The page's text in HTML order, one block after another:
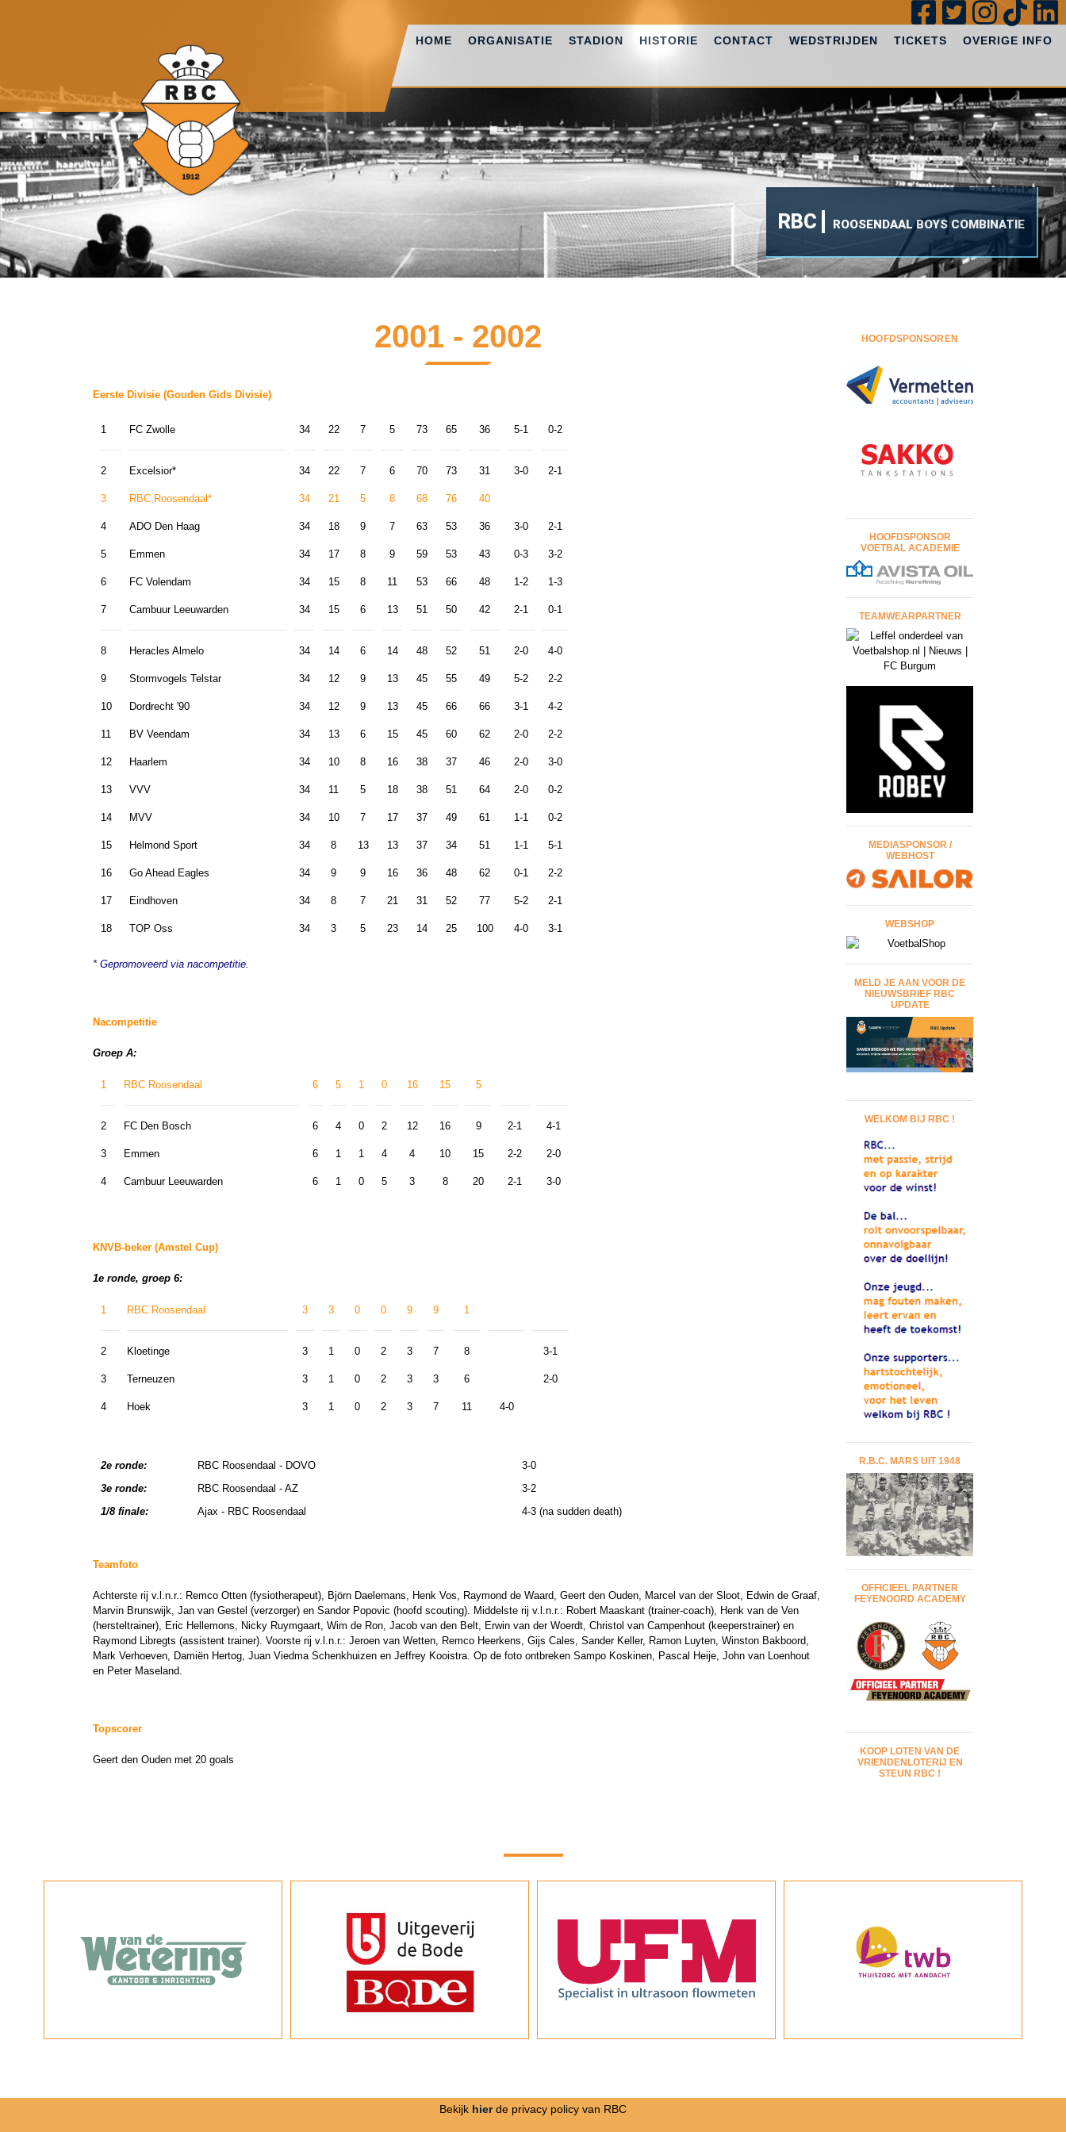
RBC ROOSENDAAL BOYS COMBINATIE
HOME ORGANISATIE STADION HISTORIE CONTACT WEDSTRIJDEN TICKETS OVERIGE INFO
2001 - 2002
Eerste Divisie (Gouden Gids Divisie)
1
2
3
4
5
6
7
8
9
10
11
12
13
14
15
16
17
18
FC Zwolle
Excelsior*
RBC Roosendaal*
ADO Den Haag
Emmen
FC Volendam
Cambuur Leeuwarden
Heracles Almelo
Stormvogels Telstar
Dordrecht '90
BV Veendam
Haarlem
VVV
MVV
Helmond Sport
Go Ahead Eagles
Eindhoven
TOP Oss
34
34
34
34
34
34
34
34
34
34
34
34
34
34
34
34
34
34
22
22
21
18
17
15
15
14
12
12
13
10
11
10
8
9
8
3
7
7
5
9
8
8
6
6
9
9
6
8
5
7
13
9
7
5
5
6
8
7
9
11
13
14
13
13
15
16
18
17
13
16
21
23
73
70
68
63
59
53
51
48
45
45
45
38
38
37
37
36
31
14
65
73
76
53
53
66
50
52
55
66
60
37
51
49
34
48
52
25
36
31
40
36
43
48
42
51
49
66
62
46
64
61
51
62
77
100
5-1
3-0
3-0
0-3
1-2
2-1
2-0
5-2
3-1
2-0
2-0
2-0
1-1
1-1
0-1
5-2
4-0
0-2
2-1
2-1
3-2
1-3
0-1
4-0
2-2
4-2
2-2
3-0
0-2
0-2
5-1
2-2
2-1
3-1
* Gepromoveerd via nacompetitie.
Nacompetitie
Groep A:
1
2
3
4
RBC Roosendaal
FC Den Bosch
Emmen
Cambuur Leeuwarden
6
6
6
6
5
4
1
1
1
0
1
0
0
2
4
5
16
12
4
3
15
16
10
8
5
9
15
20
2-1
2-2
2-1
4-1
2-0
3-0
KNVB-beker (Amstel Cup)
1e ronde, groep 6:
1
2
3
4
RBC Roosendaal
Kloetinge
Terneuzen
Hoek
3
3
3
3
3
1
1
1
0
0
0
0
0
2
2
2
9
3
3
3
9
7
3
7
1
8
6
11 4-0
3-1
2-0
2e ronde: RBC Roosendaal - DOVO
3-0
3e ronde:
RBC Roosendaal - AZ
3-2
1/8 finale:
Ajax - RBC Roosendaal 4-3 (na sudden death)
Teamfoto
Achterste rij v.l.n.r.: Remco Otten (fysiotherapeut), Björn Daelemans, Henk Vos, Raymond de Waard, Geert den Ouden, Marcel van der Sloot, Edwin de Graaf,
Marvin Brunswijk, Jan van Gestel (verzorger) en Sandor Popovic (hoofd scouting). Middelste rij v.l.n.r.: Robert Maaskant (trainer-coach), Henk van de Ven
(hersteltrainer), Eric Hellemons, Nicky Ruymgaart, Wim de Ron, Jacob van den Belt, Erwin van der Woerdt, Christol van Campenhout (keeperstrainer) en
Raymond Libregts (assistent trainer). Voorste rij v.l.n.r.: Jeroen van Wetten, Remco Heerkens, Gijs Cales, Sander Keller, Ramon Luyten, Winston Bakboord,
Mark Verhoeven, Damiën Hertog, Juan Viedma Schenkhuizen en Jeffrey Kooistra. Op de foto ontbreken Sampo Koskinen, Pascal Heije, John van Loenhout
en Peter Maseland.
Topscorer
Geert den Ouden met 20 goals
HOOFDSPONSOREN
HOOFDSPONSOR
VOETBAL ACADEMIE
TEAMWEARPARTNER
MEDIASPONSOR /
WEBHOST
WEBSHOP
MELD JE AAN VOOR DE
NIEUWSBRIEF RBC
UPDATE
WELKOM BIJ RBC !
R.B.C. MARS UIT 1948
OFFICIEEL PARTNER
FEYENOORD ACADEMY
KOOP LOTEN VAN DE
VRIENDENLOTERIJ EN
STEUN RBC !
Bekijk hier de privacy policy van RBC